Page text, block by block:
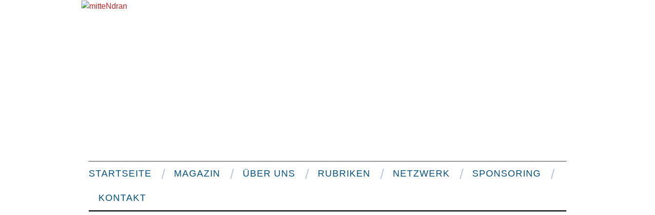
STARTSEITE MAGAZIN ÜBER UNS RUBRIKEN NETZWERK SPONSORING
KONTAKT